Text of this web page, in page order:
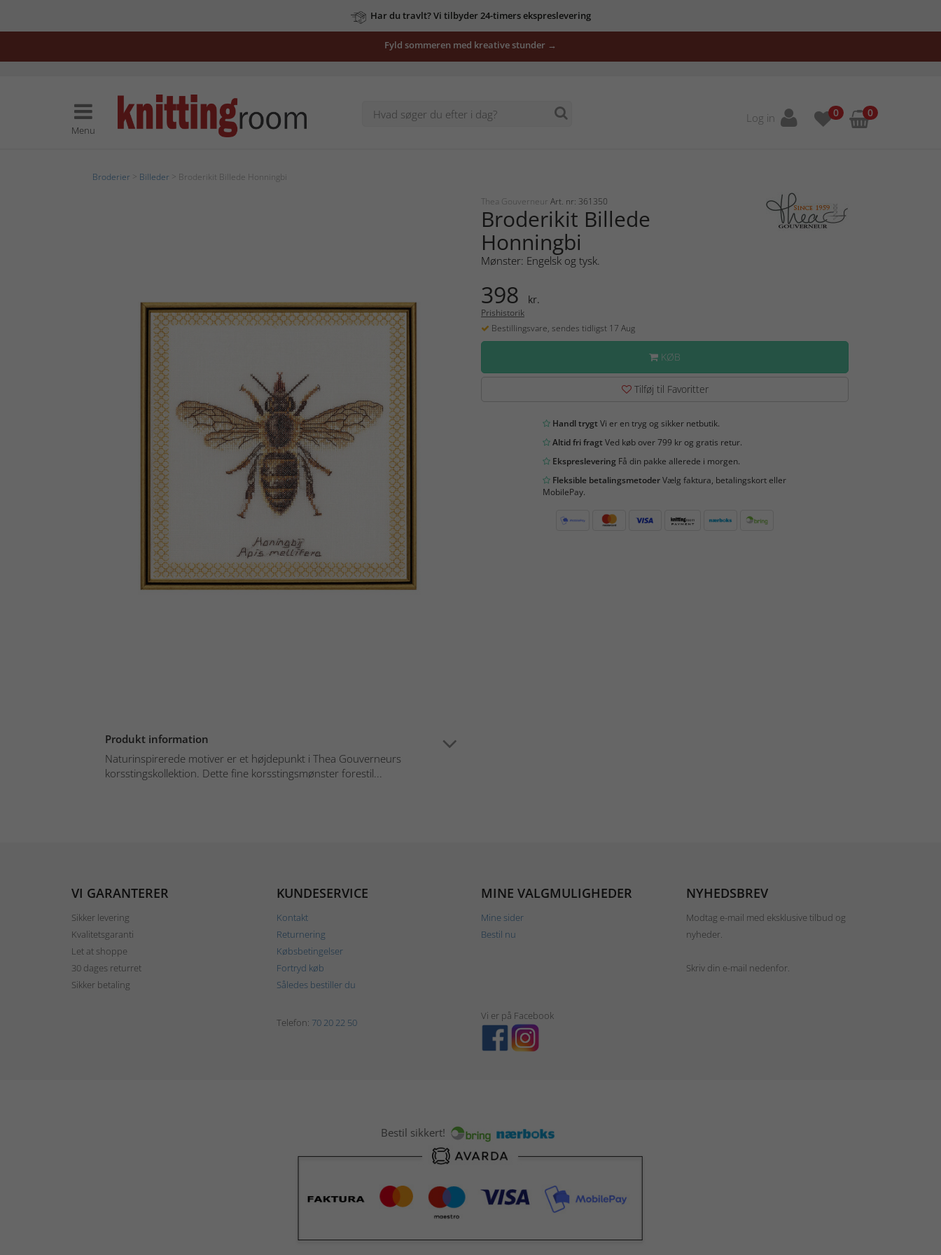
Har du travlt? Vi tilbyder 24-timers ekspreslevering
Fyld sommeren med kreative stunder →
Menu
Log in 0 0
Broderier Billeder > Broderikit Billede Honningbi
Produkt information
Naturinspirerede motiver er et højdepunkt i Thea Gouverneurs
korsstingskollektion. Dette fine korsstingsmønster forestil...
Thea Gouverneur Art. nr: 361350
Broderikit Billede
Honningbi
Mønster: Engelsk og tysk.
398 kr.
Prishistorik
Bestillingsvare, sendes tidligst 17 Aug
KØB
Tilføj til Favoritter
Handl trygtVi er en tryg og sikker netbutik.
Altid fri fragtVed køb over 799 kr og gratis retur.
EkspresleveringFå din pakke allerede i morgen.
Fleksible betalingsmetoderVælg faktura, betalingskort eller
MobilePay.
VI GARANTERER
Sikker levering
Kvalitetsgaranti
Let at shoppe
30 dages returret
Sikker betaling
KUNDESERVICE
Kontakt
Returnering
Købsbetingelser
Fortryd køb
Således bestiller du
MINE VALGMULIGHEDER
Mine sider
Bestil nu
NYHEDSBREV
Modtag e-mail med eksklusive tilbud og
nyheder.
Skriv din e-mail nedenfor.
Telefon: 70 20 22 50
Vi er på Facebook
Bestil sikkert!